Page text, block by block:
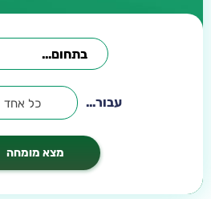
עבור... כל אחד